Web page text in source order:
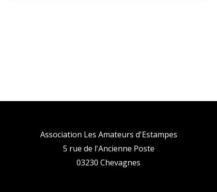
Association Les Amateurs d'Estampes
5 rue de l'Ancienne Poste
03230 Chevagnes